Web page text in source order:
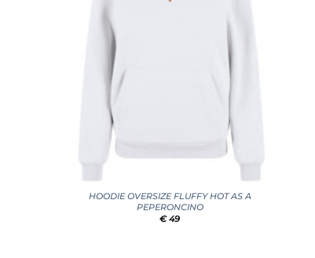
HOODIE OVERSIZE FLUFFY HOT AS A
PEPERONCINO
€49